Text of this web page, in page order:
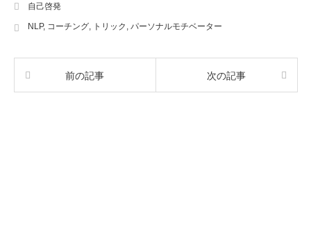
自己啓発
NLP, コーチング トリック パーソナルモチベーター
前の記事 次の記事